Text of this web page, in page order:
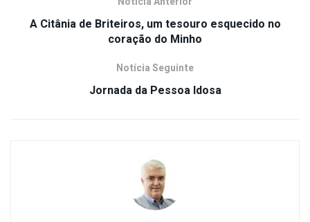
A Citânia de Briteiros, um tesouro esquecido no
coração do Minho
Notícia Seguinte
Jornada da Pessoa Idosa